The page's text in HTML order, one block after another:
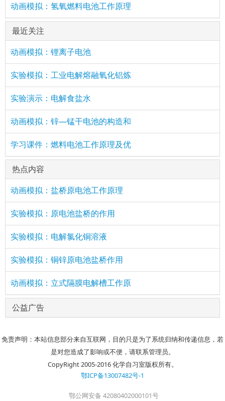
动画模拟：氢氧燃料电池工作原理
最近关注
动画模拟：锂离子电池
实验模拟：工业电解熔融氧化铝炼
实验演示：电解食盐水
动画模拟：锌—锰干电池的构造和
学习课件：燃料电池工作原理及优
热点内容
动画模拟：盐桥原电池工作原理
实验模拟：原电池盐桥的作用
实验模拟：电解氯化铜溶液
实验模拟：铜锌原电池盐桥作用
动画模拟：立式隔膜电解槽工作原
公益广告
免责声明：本站信息部分来自互联网，目的只是为了系统归纳和传递信息，若
是对您造成了影响或不便，请联系管理员。
CopyRight 2005-2016 化学自习室版权所有。
鄂ICP备13007482号-1
鄂公网安备 42080402000101号